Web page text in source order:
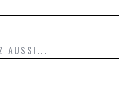
AUSSI...